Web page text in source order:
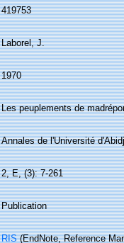
419753
Laborel, J.
1970
Les peuplements de
Annales de l'Université
2, E, (3): 7-261
Publication
RIS(EndNote, Reference